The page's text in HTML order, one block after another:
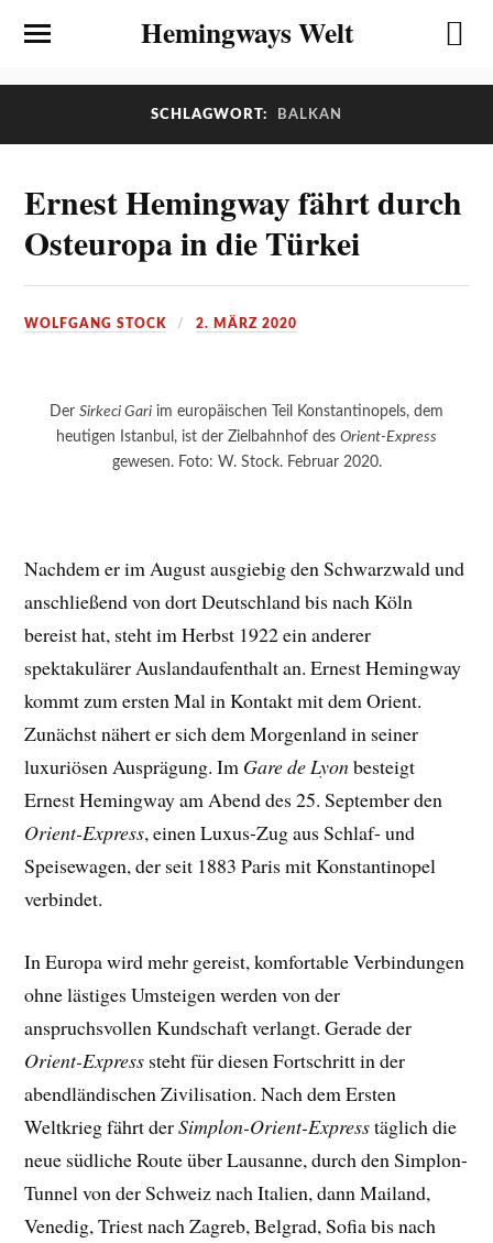
Hemingways Welt
SCHLAGWORT: BALKAN
Ernest Hemingway fährt durch
Osteuropa in die Türkei
WOLFGANG STOCK 2. MÄRZ 2020
Der Sirkeci Gari im europäischen Teil Konstantinopels, dem
heutigen Istanbul, ist der Zielbahnhof des Orient-Express
gewesen. Foto: W. Stock. Februar 2020.
Nachdem er im August ausgiebig den Schwarzwald und
anschließend von dort Deutschland bis nach Köln
bereist hat, steht im Herbst 1922 ein anderer
spektakulärer Auslandaufenthalt an. Ernest Hemingway
kommt zum ersten Mal in Kontakt mit dem Orient.
Zunächst nähert er sich dem Morgenland in seiner
luxuriösen Ausprägung. Im Gare de Lyonbesteigt
Ernest Hemingway am Abend des 25. September den
Orient-Express, einen Luxus-Zug aus Schlaf- und
Speisewagen, der seit 1883 Paris mit Konstantinopel
verbindet.
In Europa wird mehr gereist, komfortable Verbindungen
ohne lästiges Umsteigen werden von der
anspruchsvollen Kundschaft verlangt. Gerade der
Orient-Express steht für diesen Fortschritt in der
abendländischen Zivilisation. Nach dem Ersten
Weltkrieg fährt derSimplon-Orient-Expresstäglich die
neue südliche Route über Lausanne, durch den Simplon-
Tunnel von der Schweiz nach Italien, dann Mailand,
Venedig, Triest nach Zagreb, Belgrad, Sofia bis nach